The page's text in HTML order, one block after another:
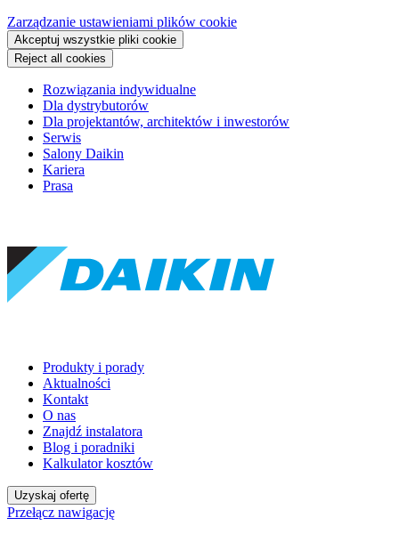
Zarządzanie ustawieniami plików cookie
Akceptuj wszystkie pliki cookie
Reject all cookies
Rozwiązania indywidualne
Dla dystrybutorów
Dla projektantów, architektów i inwestorów
Serwis
Salony Daikin
Kariera
Prasa
Produkty i porady
Aktualności
Kontakt
O nas
Znajdź instalatora
Blog i poradniki
Kalkulator kosztów
Uzyskaj ofertę
Przełącz nawigację